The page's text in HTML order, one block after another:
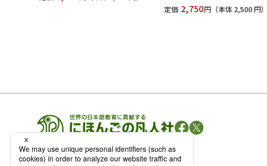
定価 2,750円 （本体 2,500 円）
凡人社の出版情報